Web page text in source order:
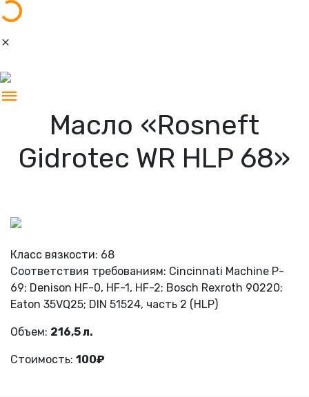
Загрузка...
Масло «Rosneft
Gidrotec WR HLP 68»
Класс вязкости: 68
Соответствия требованиям: Cincinnati Machine P-
69; Denison HF-0, HF-1, HF-2; Bosch Rexroth 90220;
Eaton 35VQ25; DIN 51524, часть 2 (HLP)
Объем: 216,5 л.
Стоимость: 100₽